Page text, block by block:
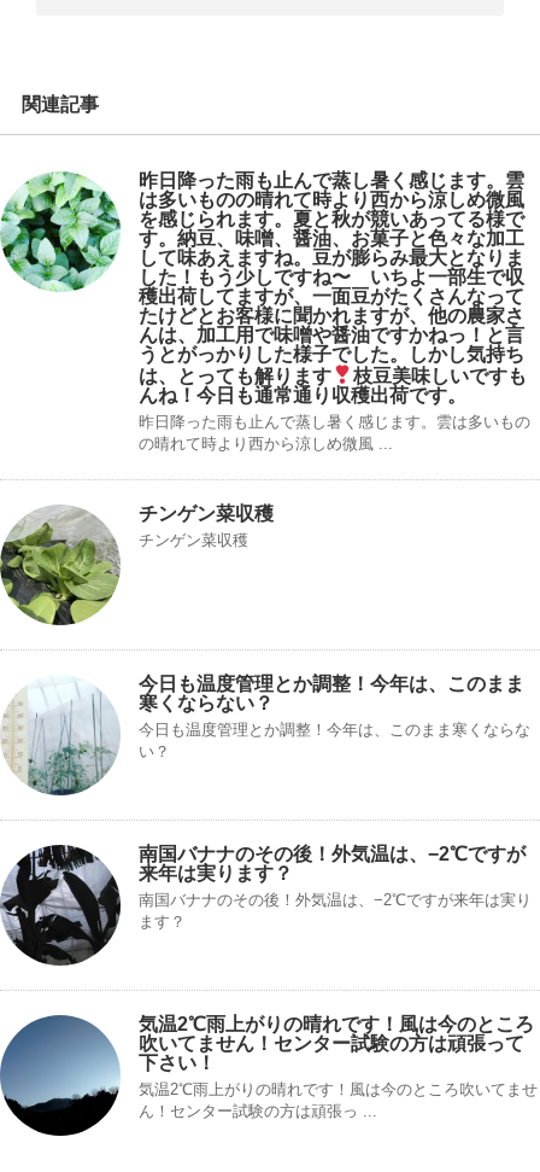
関連記事
昨日降った雨も止んで蒸し暑く感じます。雲
は多いものの晴れて時より西から涼しめ微風
を感じられます。夏と秋が競いあってる様で
す。納豆、味噌、醤油、お菓子と色々な加工
して味あえますね。豆が膨らみ最大となりま
した！もう少しですね〜 いちよ一部生で収
穫出荷してますが、一面豆がたくさんなって
たけどとお客様に聞かれますが、他の農家さ
んは、加工用で味噌や醤油ですかねっ！と言
うとがっかりした様子でした。しかし気持ち
は、とっても解ります
枝豆美味しいですも
んね！今日も通常通り収穫出荷です。
昨日降った雨も止んで蒸し暑く感じます。雲は多いもの
の晴れて時より西から涼しめ微風 ...
チンゲン菜収穫
チンゲン菜収穫
今日も温度管理とか調整！今年は、このまま
寒くならない？
今日も温度管理とか調整！今年は、このまま寒くならな
い？
南国バナナのその後！外気温は、−2℃ですが
来年は実ります？
南国バナナのその後！外気温は、−2℃ですが来年は実り
ます？
気温2℃雨上がりの晴れです！風は今のところ
吹いてません！センター試験の方は頑張って
下さい！
気温2℃雨上がりの晴れです！風は今のところ吹いてませ
ん！センター試験の方は頑張っ ...